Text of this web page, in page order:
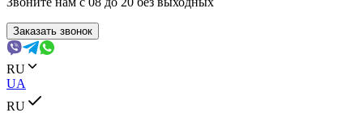
Заказать звонок
RU
UA
RU